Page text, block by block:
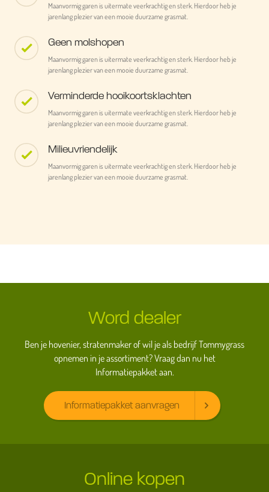
Maanvormig garen is uitermate veerkrachtig en sterk. Hierdoor heb je
jarenlang plezier van een mooie duurzame grasmat.
Geen molshopen
Maanvormig garen is uitermate veerkrachtig en sterk. Hierdoor heb je
jarenlang plezier van een mooie duurzame grasmat.
Verminderde hooikoortsklachten
Maanvormig garen is uitermate veerkrachtig en sterk. Hierdoor heb je
jarenlang plezier van een mooie duurzame grasmat.
Milieuvriendelijk
Maanvormig garen is uitermate veerkrachtig en sterk. Hierdoor heb je
jarenlang plezier van een mooie duurzame grasmat.
Word dealer
Ben je hovenier, stratenmaker of wil je als bedrijf Tommygrass
opnemen in je assortiment? Vraag dan nu het
Informatiepakket aan.
Informatiepakket aanvragen
Online kopen